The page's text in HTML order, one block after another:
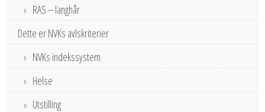
RAS – langhår
Dette er NVKs avlskriterier
NVKs indekssystem
Helse
Utstilling